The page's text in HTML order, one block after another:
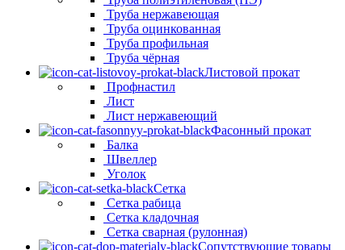
Труба нержавеющая
Труба оцинкованная
Труба профильная
Труба чёрная
Листовой прокат
Профнастил
Лист
Лист нержавеющий
Фасонный прокат
Балка
Швеллер
Уголок
Сетка
Сетка рабица
Сетка кладочная
Сетка сварная (рулонная)
Сопутствующие товары